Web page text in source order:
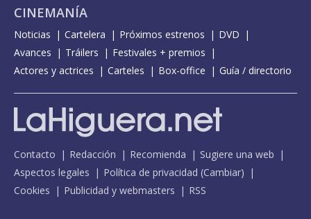
CINEMANÍA
Noticias Cartelera Próximos estrenos
DVD
Avances
Tráilers
Festivales + premios
Actores y actrices
Carteles Box-office Guía / directorio
Contacto Redacción Recomienda
Sugiere una web
Aspectos legales
Política de privacidad (Cambiar)
Cookies
Publicidad y webmasters RSS